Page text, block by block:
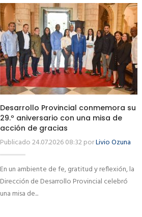
Desarrollo Provincial conmemora su
29.º aniversario con una misa de
acción de gracias
Publicado 24.07.2026 08:32 porLivio Ozuna
En un ambiente de fe, gratitud y reflexión, la
Dirección de Desarrollo Provincial celebró
una misa de...